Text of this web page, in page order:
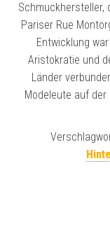
Schmuckhersteller,
Pariser Rue
Entwicklung
Aristokratie und
Länder
Modeleute auf